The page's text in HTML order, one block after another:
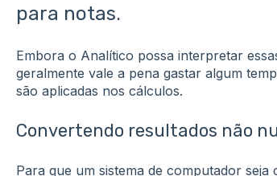
para notas.
Embora o Analítico possa interpretar
geralmente vale a pena gastar algum
são aplicadas nos cálculos.
Convertendo resultados não
Para que um sistema de computador